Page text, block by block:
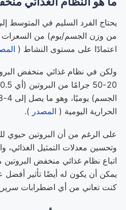
من وزن الجسم/يوم) من السعرات
اعتمادًا على مستوى النشاط (
ولكن في نظام غذائي منخفض
الحرارية اليومية ( المصدر ).
على الرغم من أن البروتين حيوي
وتحسين معدلات التمثيل الغذائي،
اتباع نظام غذائي منخفض البروتين
يمكن أن يكون له أيضًا تأثير
كنت تعاني من أي اضطرابات